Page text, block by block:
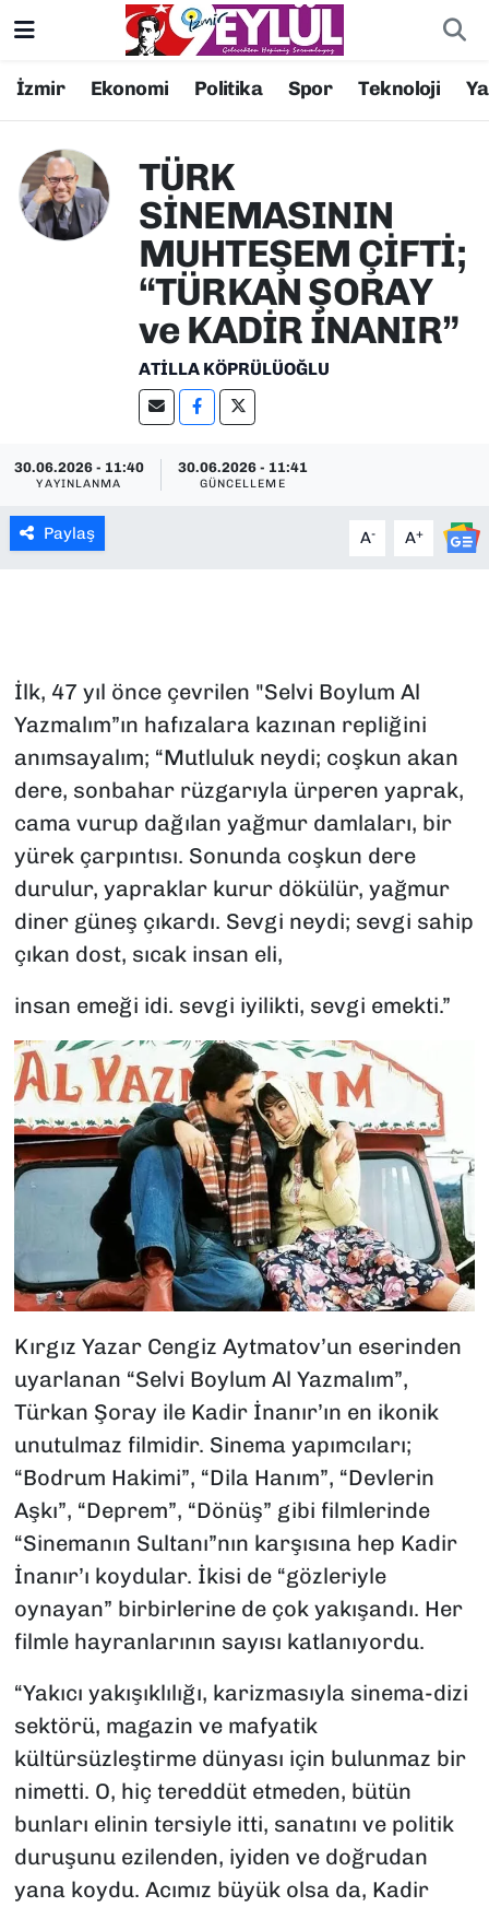
İzmir Ekonomi Politika Spor Teknoloji
TÜRK
SİNEMASININ
MUHTEŞEM ÇİFTİ;
“TÜRKAN ŞORAY
ve KADİR İNANIR”
ATILLA KÖPRÜLÜOĞLU
30.06.2026 - 11:40
YAYINLANMA
30.06.2026 - 11:41
GÜNCELLEME
Paylaş A- A+
İlk, 47 yıl önce çevrilen "Selvi Boylum Al
Yazmalım”ın hafızalara kazınan repliğini
anımsayalım; “Mutluluk neydi; coşkun akan
dere, sonbahar rüzgarıyla ürperen yaprak,
cama vurup dağılan yağmur damlaları, bir
yürek çarpıntısı. Sonunda coşkun dere
durulur, yapraklar kurur dökülür, yağmur
diner güneş çıkardı. Sevgi neydi; sevgi sahip
çıkan dost, sıcak insan eli,
insan emeği idi. sevgi iyilikti, sevgi emekti.”
Kırgız Yazar Cengiz Aytmatov’un eserinden
uyarlanan “Selvi Boylum Al Yazmalım”,
Türkan Şoray ile Kadir İnanır’ın en ikonik
unutulmaz filmidir. Sinema yapımcıları;
“Bodrum Hakimi”, “Dila Hanım”, “Devlerin
Aşkı”, “Deprem”, “Dönüş” gibi filmlerinde
“Sinemanın Sultanı”nın karşısına hep Kadir
İnanır’ı koydular. İkisi de “gözleriyle
oynayan” birbirlerine de çok yakışandı. Her
filmle hayranlarının sayısı katlanıyordu.
“Yakıcı yakışıklılığı, karizmasıyla sinema-dizi
sektörü, magazin ve mafyatik
kültürsüzleştirme dünyası için bulunmaz bir
nimetti. O, hiç tereddüt etmeden, bütün
bunları elinin tersiyle itti, sanatını ve politik
duruşunu ezilenden, iyiden ve doğrudan
yana koydu. Acımız büyük olsa da, Kadir
Resmi İlanlar
DÜNYA
KÜLTÜR SANAT
MAGAZİN
POLİTİKA
SAĞLIK
YAŞAM
YEREL YÖNETİMLER
Konak Nöbetçi Eczaneler
Konak Trafik Yoğunluk Haritası
Süper Lig Puan Durumu ve Fikstür
Tüm Manşetler
Son Dakika Haberleri
Haber Arşivi